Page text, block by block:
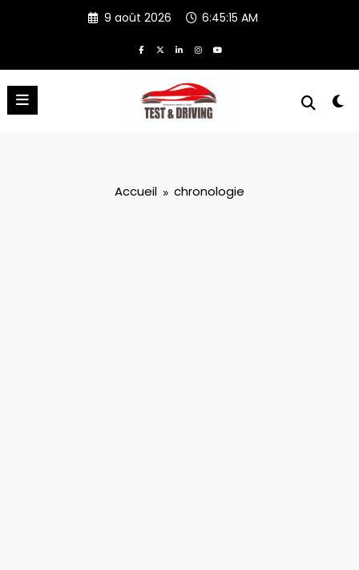
9 août 2026 6:45:15 AM
Accueil chronologie